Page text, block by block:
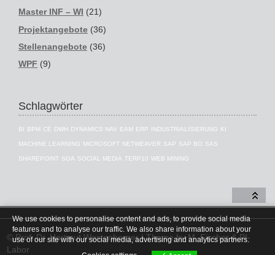
Master INF – WI (21)
Projektangebote (36)
Stellenangebote (36)
WPF (9)
Schlagwörter
BI BPM CE DWH DYNAMICS NAV EAM ERP INDUSTRIALISIERUNG KI
MACHINE LEARNING MICROSOFT NETWEAVER SAP SAP BO SAS
SHAREPOINT SOA SOCIAL MEDIA TERP10 WEB MINING
© Prof. Dr. Hartmut Westenberger | Theme by M. Fischer & PI-
Labor
We use cookies to personalise content and ads, to provide social media
features and to analyse our traffic. We also share information about your
use of our site with our social media, advertising and analytics partners.